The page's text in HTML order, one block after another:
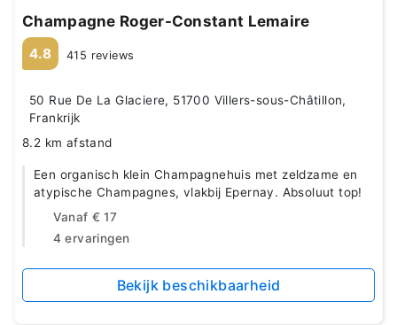
Champagne Roger-Constant Lemaire
4.8 415 reviews
50 Rue De La Glaciere, 51700 Villers-sous-Châtillon,
Frankrijk
8.2 km afstand
Een organisch klein Champagnehuis met zeldzame en
atypische Champagnes, vlakbij Epernay. Absoluut top!
Vanaf € 17
4 ervaringen
Bekijk beschikbaarheid